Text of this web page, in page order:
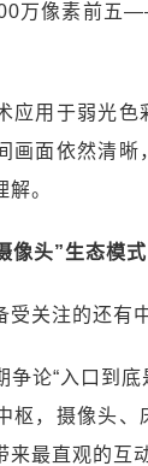
万像素前五
应用于弱光
画面依然清
。
像头”生态模
受关注的还有
争论“入口到
枢，摄像头
来最直观的互